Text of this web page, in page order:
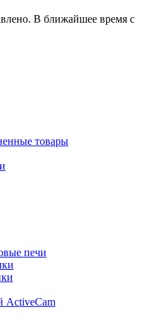
В ближайшее время с
товары
печи
ActiveCam